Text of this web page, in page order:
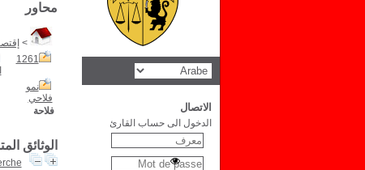
محاور
>
1261
نمو
فلاحي
فلاحة
الوثائق
الاتصال
الدخول الى حساب القارئ